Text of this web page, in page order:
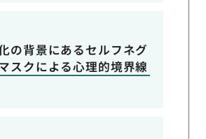
の背景にあるセルフネグ
スクによる心理的境界線